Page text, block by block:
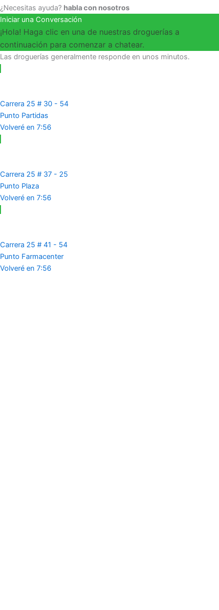
¿Necesitas ayuda? habla con nosotros
Iniciar una Conversación
¡Hola! Haga clic en una de nuestras droguerías a
continuación para comenzar a chatear.
Las droguerías generalmente responde en unos minutos.
Carrera 25 # 30 - 54
Punto Partidas
Volveré en 7:56
Carrera 25 # 37 - 25
Punto Plaza
Volveré en 7:56
Carrera 25 # 41 - 54
Punto Farmacenter
Volveré en 7:56